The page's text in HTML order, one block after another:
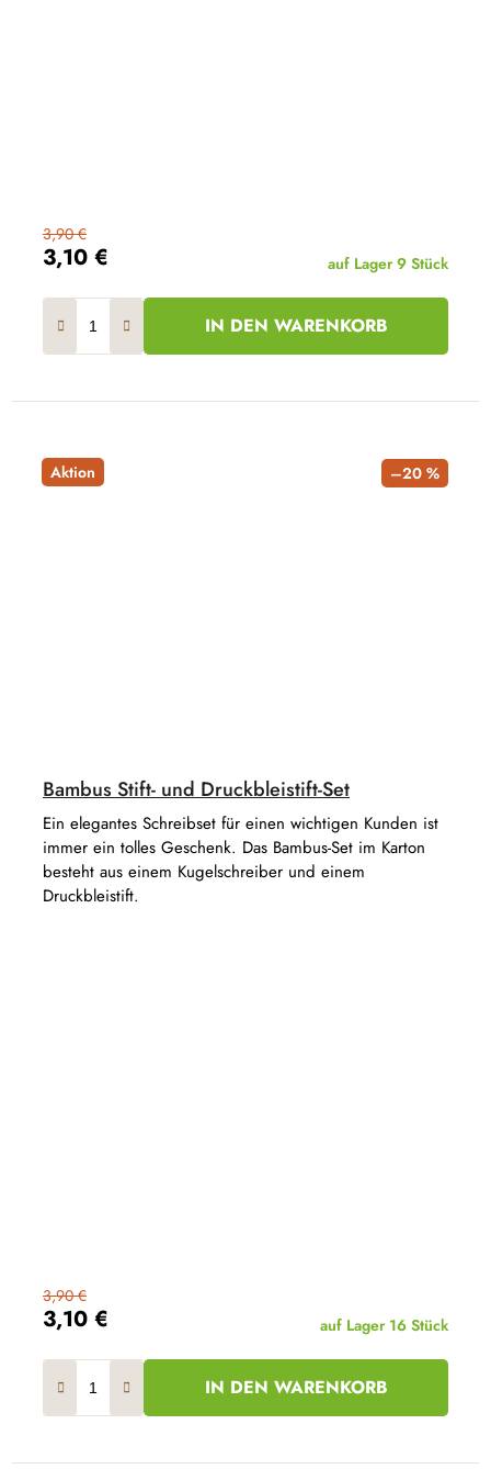
3,10 €
3,90 €
auf Lager 9 Stück
IN DEN WARENKORB
Aktion –20 %
Bambus Stift- und Druckbleistift-Set
3,10 €
3,90 €
auf Lager 16 Stück
IN DEN WARENKORB
Ein elegantes Schreibset für einen wichtigen Kunden ist
immer ein tolles Geschenk. Das Bambus-Set im Karton
besteht aus einem Kugelschreiber und einem
Druckbleistift.